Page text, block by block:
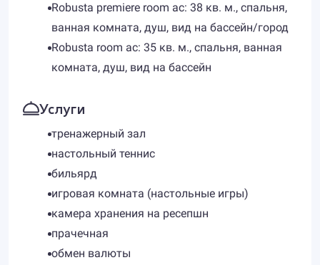
Robusta premiere room ac: 38 кв. м., спальня,
ванная комната, душ, вид на бассейн/город
Robusta room ac: 35 кв. м., спальня, ванная
комната, душ, вид на бассейн
Услуги
тренажерный зал
настольный теннис
бильярд
игровая комната (настольные игры)
камера хранения на ресепшн
прачечная
обмен валюты